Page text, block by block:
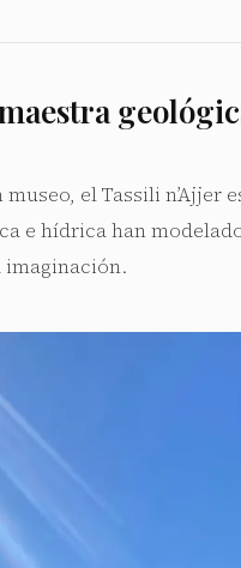
museo, el Tassili
e hídrica han
imaginación.